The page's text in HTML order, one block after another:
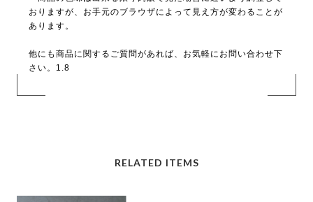
おりますが、お手元のブラウザによって見え方が変わることが
あります。
他にも商品に関するご質問があれば、お気軽にお問い合わせ下
さい。1.8
RELATED ITEMS